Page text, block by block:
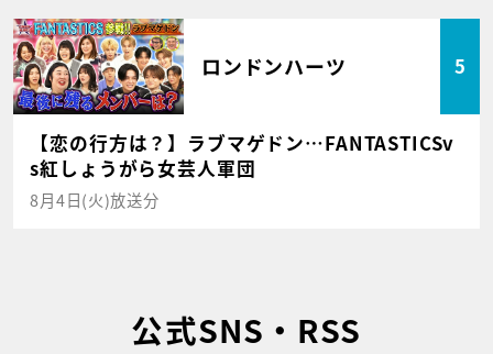
ロンドンハーツ 5
【恋の行方は？】ラブマゲドン…FANTASTICSv
s紅しょうがら女芸人軍団
8月4日(火)放送分
公式SNS・RSS